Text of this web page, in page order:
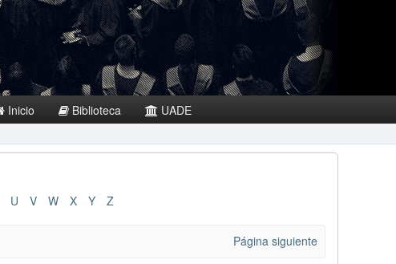
Inicio Biblioteca
UADE
U V W X Y Z
Página siguiente